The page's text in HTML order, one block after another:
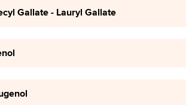
Gallate - Lauryl Gallate